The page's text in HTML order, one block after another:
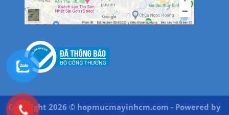
Copyright 2026 © hopmucmayinhcm.com - Powered by